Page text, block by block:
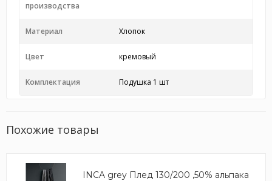
производства
Материал Хлопок
Цвет кремовый
Комплектация Подушка 1 шт
Похожие товары
INCA grey Плед 130/200 ,50% альпака